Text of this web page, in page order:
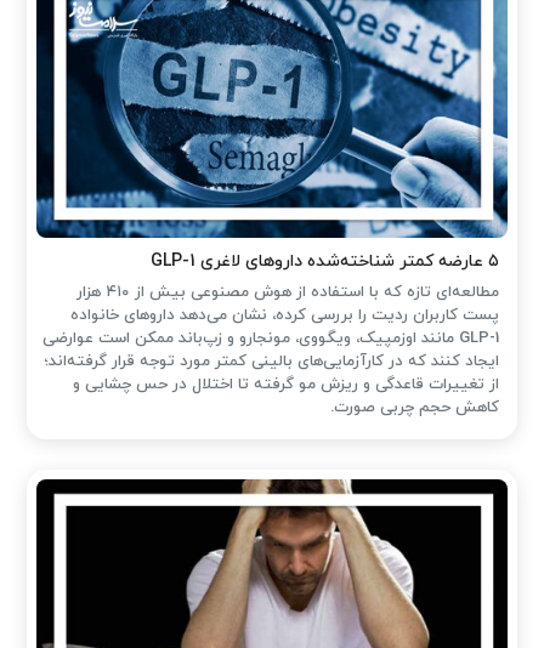
۵ عارضه کمتر شناخته‌شده داروهای لاغری GLP-1
مطالعه‌ای تازه که با استفاده از هوش مصنوعی بیش از ۴۱۰ هزار
پست کاربران ردیت را بررسی کرده، نشان می‌دهد داروهای خانواده
GLP-1 مانند اوزمپیک، ویگووی، مونجارو و زپ‌باند ممکن است عوارضی
ایجاد کنند که در کارآزمایی‌های بالینی کمتر مورد توجه قرار گرفته‌اند؛
از تغییرات قاعدگی و ریزش مو گرفته تا اختلال در حس چشایی و
کاهش حجم چربی صورت.